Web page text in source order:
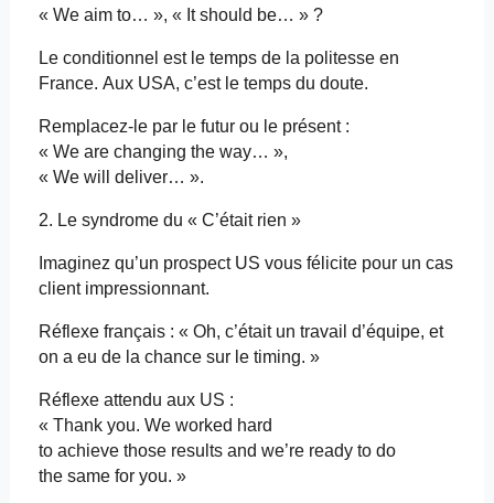
« We aimto… », « Itshould be… » ?
Le conditionnel est le temps de la politesse en
France. Aux USA, c’est le temps du doute.
Remplacez-le par le futur ou le présent :
« Weare changing the way… »,
« We will deliver… ».
2. Le syndrome du « C’était rien »
Imaginez qu’un prospect US vous félicite pour un cas
client impressionnant.
Réflexe français : « Oh, c’était un travail d’équipe, et
on a eu de la chance sur le timing. »
Réflexe attendu aux US :
« Thank you. We worked hard
to achieve those resultsand we’re readyto do
the samefor you. »